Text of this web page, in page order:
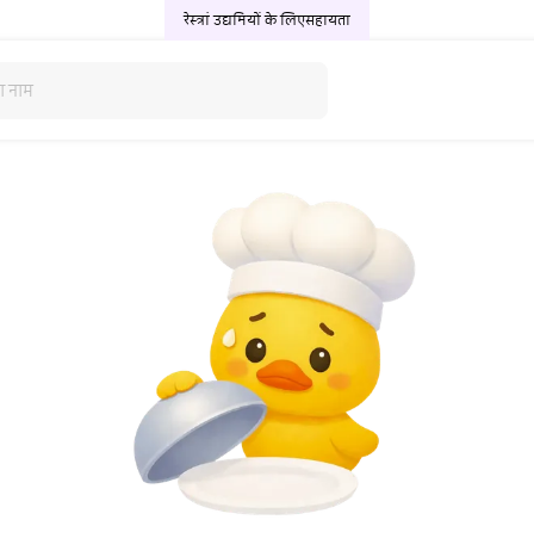
रेस्त्रां उद्यमियों के लिएसहायता